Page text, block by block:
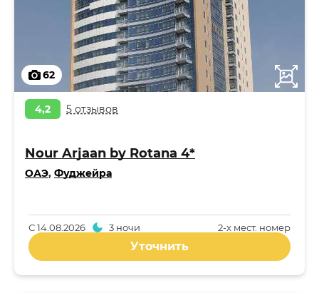
62
4,2 5 отзывов
Nour Arjaan by Rotana 4*
ОАЭ, Фуджейра
2-x мест. номер
С14.08.2026 3 ночи
Уточнить